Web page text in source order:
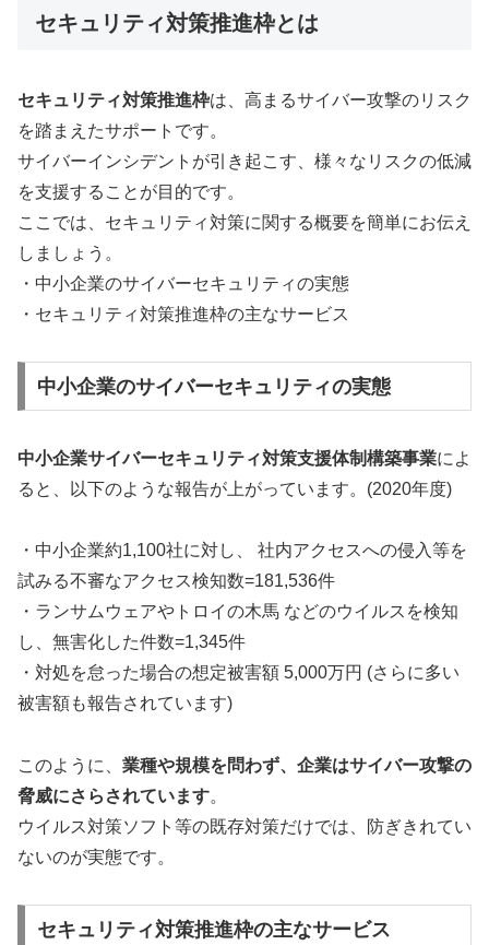
セキュリティ対策推進枠とは
セキュリティ対策推進枠は、高まるサイバー攻撃のリスク
を踏まえたサポートです。
サイバーインシデントが引き起こす、様々なリスクの低減
を支援することが目的です。
ここでは、セキュリティ対策に関する概要を簡単にお伝え
しましょう。
・中小企業のサイバーセキュリティの実態
・セキュリティ対策推進枠の主なサービス
中小企業のサイバーセキュリティの実態
中小企業サイバーセキュリティ対策支援体制構築事業によ
ると、以下のような報告が上がっています。(2020年度)
・中小企業約1,100社に対し、 社内アクセスへの侵入等を
試みる不審なアクセス検知数=181,536件
・ランサムウェアやトロイの木馬 などのウイルスを検知
し、無害化した件数=1,345件
・対処を怠った場合の想定被害額 5,000万円 (さらに多い
被害額も報告されています)
このように、 業種や規模を問わず、企業はサイバー攻撃の
脅威にさらされています。
ウイルス対策ソフト等の既存対策だけでは、防ぎきれてい
ないのが実態です。
セキュリティ対策推進枠の主なサービス